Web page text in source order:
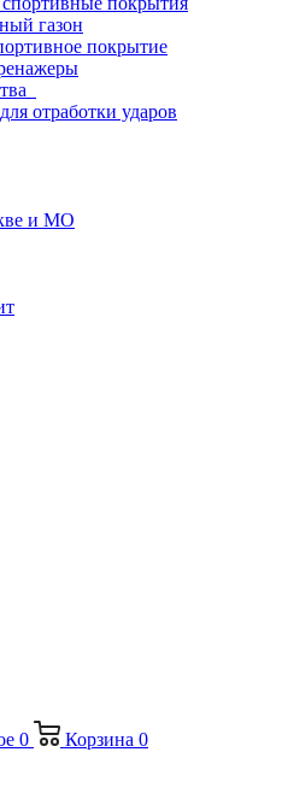
газон
покрытие
отработки ударов
и МО
0 Корзина 0